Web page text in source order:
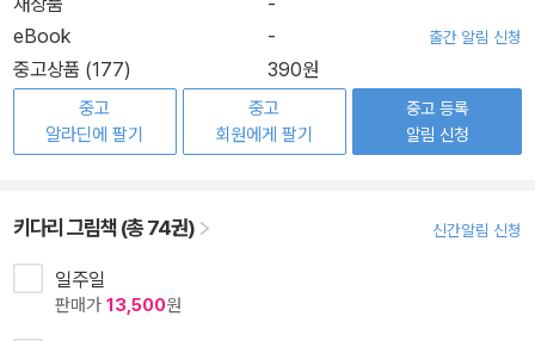
eBook
- 출간 알림 신청
중고상품 (177) 390원
중고
알라딘에 팔기
중고
회원에게 팔기
중고 등록
알림 신청
키다리 그림책 (총 74권) 신간알림 신청
일주일
판매가 13,500원